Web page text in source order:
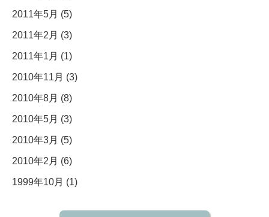
2011年5月 (5)
2011年2月 (3)
2011年1月 (1)
2010年11月 (3)
2010年8月 (8)
2010年5月 (3)
2010年3月 (5)
2010年2月 (6)
1999年10月 (1)